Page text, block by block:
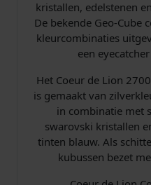
a
a
n
t
a
kristallen, edelstenen
De bekende Geo-Cube
kleurcombinaties
een
Het Coeur de Lion
is gemaakt van
in combinatie met
swarovski kristallen
tinten blauw. Als
kubussen bezet